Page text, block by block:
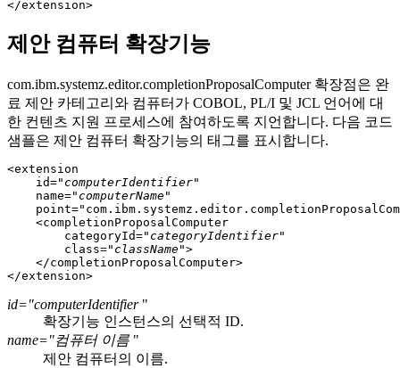
제안 컴퓨터 확장기능
com.ibm.systemz.editor.completionProposalComputer확장점은 완
료 제안 카테고리와 컴퓨터가 COBOL, PL/I 및 JCL 언어에 대
한 컨텐츠 지원 프로세스에 참여하도록 지언합니다. 다음 코드
샘플은 제안 컴퓨터 확장기능의 태그를 표시합니다.
<extension
    id="
computerIdentifier"
    name="
computerName"
    <completionProposalComputer
        categoryId="
categoryIdentifier"
        class="
className">
    </completionProposalComputer>
id="computerIdentifier"
확장기능 인스턴스의 선택적 ID.
name="컴퓨터 이름 "
제안 컴퓨터의 이름.